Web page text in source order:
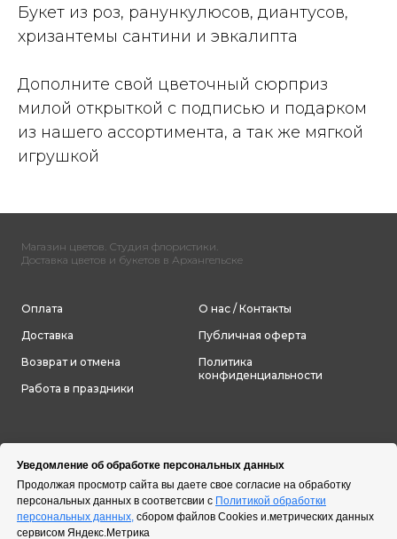
Уведомление об обработке персональных данных
Продолжая просмотр сайта вы даете свое согласие на обработку
персональных данных в соответсвии с Политикой обработки
персональных данных, сбором файлов Cookies и.метрических данных
сервисом Яндекс.Метрика
Букет из роз, ранункулюсов, диантусов,
хризантемы сантини и эвкалипта
Дополните свой цветочный сюрприз
милой открыткой с подписью и подарком
из нашего ассортимента, а так же мягкой
игрушкой
Магазин цветов. Студия флористики.
Доставка цветов и букетов в Архангельске
Оплата
Доставка
Возврат и отмена
Работа в праздники
О нас / Контакты
Публичная оферта
Политика
конфиденциальности